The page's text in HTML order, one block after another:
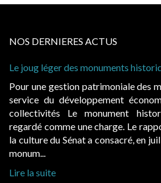
NOS DERNIERES ACTUS
historiques
des monuments historiques au
et touristique des
historique a longtemps été
rapport que la commission de
en juillet 2026, à la gestion des